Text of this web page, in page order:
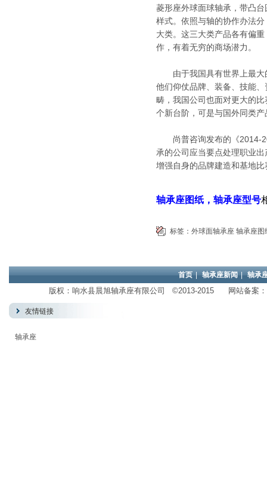
菱形座外球面球轴承，带凸
样式。依照与轴的协作办法
大类。这三大类产品各有偏
作，有着无穷的商场潜力。
由于我国具有世界上最大
他们仰仗品牌、装备、技能
畴，我国公司也面对更大的
个新台阶，可是与国外同类
尚普咨询发布的《2014-
承的公司应当要点处理职业
增强自身的品牌建造和基地比
轴承座图纸，轴承座型号
标签： 外球面轴承座 轴承座图
首页 | 轴承座新闻 | 轴承
友情链接
轴承座
版权：响水县晨旭轴承座有限公司 ©2013-2015 网站备